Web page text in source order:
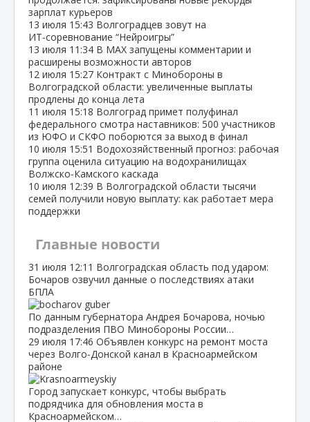
зарплат курьеров
13 июля 15:43 Волгоградцев зовут на
ИТ‑соревнование “Нейроигры”
13 июля 11:34 В МАХ запущены комментарии и
расширены возможности авторов
12 июля 15:27 Контракт с Минобороны в
Волгоградской области: увеличенные выплаты
продлены до конца лета
11 июля 15:18 Волгоград примет полуфинал
федерального смотра наставников: 500 участников
из ЮФО и СКФО поборются за выход в финал
10 июля 15:51 Водохозяйственный прогноз: рабочая
группа оценила ситуацию на водохранилищах
Волжско‑Камского каскада
10 июля 12:39 В Волгоградской области тысячи
семей получили новую выплату: как работает мера
поддержки
Главные новости
31 июля 12:11 Волгоградская область под ударом:
Бочаров озвучил данные о последствиях атаки
БПЛА
По данным губернатора Андрея Бочарова, ночью
подразделения ПВО Минобороны России…
29 июля 17:46 Объявлен конкурс на ремонт моста
через Волго‑Донской канал в Красноармейском
районе
Город запускает конкурс, чтобы выбрать
подрядчика для обновления моста в
Красноармейском…